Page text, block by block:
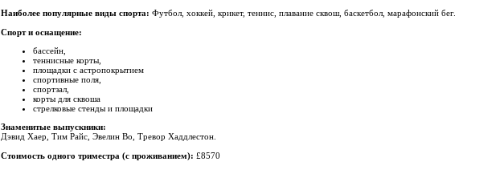
Наиболее популярные виды спорта: Футбол, хоккей, крикет, теннис, плавание сквош, баскетбол, марафонский бег.
Спорт и оснащение:
бассейн,
теннисные корты,
площадки с астропокрытием
спортивные поля,
спортзал,
корты для сквоша
стрелковые стенды и площадки
Знаменитые выпускники:
Дэвид Хаер, Тим Райс, Эвелин Во, Тревор Хаддлестон.
Стоимость одного триместра (с проживанием): £8570